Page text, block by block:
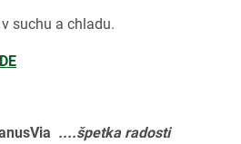
suchu a chladu.
....špetka radosti